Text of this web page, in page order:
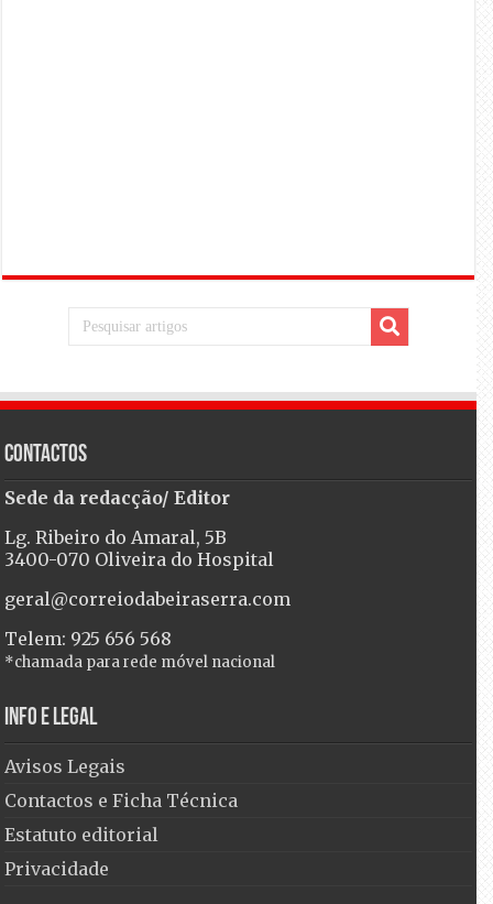
Contactos
Sede da redacção/ Editor
Lg. Ribeiro do Amaral, 5B
3400-070 Oliveira do Hospital
geral@correiodabeiraserra.com
Telem: 925 656 568
*chamada para rede móvel nacional
Info e Legal
Avisos Legais
Contactos e Ficha Técnica
Estatuto editorial
Privacidade